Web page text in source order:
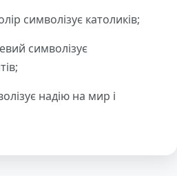
символізує католиків;
символізує
надію на мир і